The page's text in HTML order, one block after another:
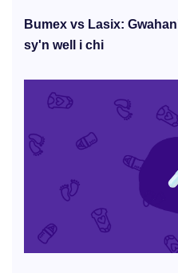
Bumex vs Lasix:
sy'n well i chi